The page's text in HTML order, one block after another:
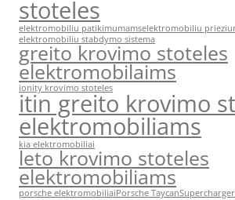
stoteles
elektromobiliu patikimumamselektromobiliu
elektromobiliu stabdymo sistema
greito krovimo stoteles
elektromobilaims
ionity krovimo stoteles
itin greito krovimo
elektromobiliams
kia elektromobiliai
leto krovimo stoteles
elektromobiliams
porsche elektromobiliaiPorsche Taycan